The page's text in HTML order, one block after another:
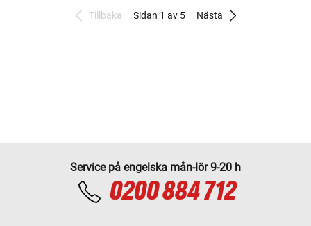
Tillbaka Sidan 1 av 5 Nästa
Service på engelska mån-lör 9-20 h
0200 884 712